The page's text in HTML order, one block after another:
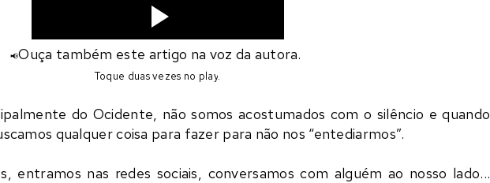
📢Ouça também este artigo na voz da autora.
Toque duas vezes no play.
do Ocidente, não somos acostumados com o silêncio e quando
qualquer coisa para fazer para não nos “entediarmos”.
entramos nas redes sociais, conversamos com alguém ao nosso lado...